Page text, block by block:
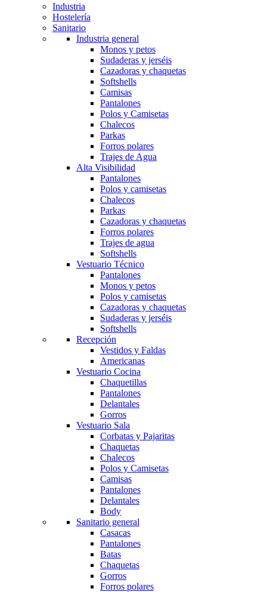
Industria
Hostelería
Sanitario
Industria general
Monos y petos
Sudaderas y jerséis
Cazadoras y chaquetas
Softshells
Camisas
Pantalones
Polos y Camisetas
Chalecos
Parkas
Forros polares
Trajes de Agua
Alta Visibilidad
Pantalones
Polos y camisetas
Chalecos
Parkas
Cazadoras y chaquetas
Forros polares
Trajes de agua
Softshells
Vestuario Técnico
Pantalones
Monos y petos
Polos y camisetas
Cazadoras y chaquetas
Sudaderas y jerséis
Softshells
Recepción
Vestidos y Faldas
Americanas
Vestuario Cocina
Chaquetillas
Pantalones
Delantales
Gorros
Vestuario Sala
Corbatas y Pajaritas
Chaquetas
Chalecos
Polos y Camisetas
Camisas
Pantalones
Delantales
Body
Sanitario general
Casacas
Pantalones
Batas
Chaquetas
Gorros
Forros polares